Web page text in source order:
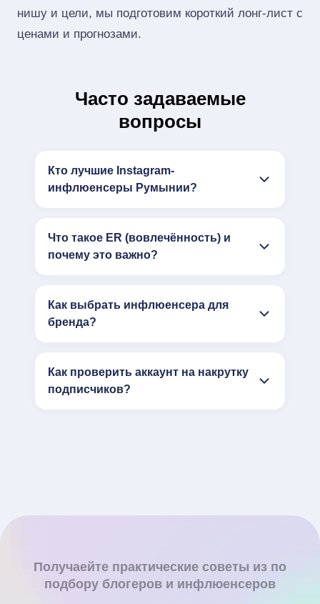
нишу и цели, мы подготовим короткий лонг‑лист с
ценами и прогнозами.
Часто задаваемые
вопросы
Кто лучшие Instagram-
инфлюенсеры Румынии?
Что такое ER (вовлечённость) и
почему это важно?
Как выбрать инфлюенсера для
бренда?
Как проверить аккаунт на накрутку
подписчиков?
Получаейте практические советы из по
подбору блогеров и инфлюенсеров